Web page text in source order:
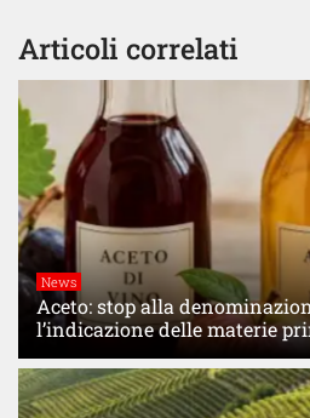
Articoli correlati
News
Aceto: stop alla
l’indicazione delle materie